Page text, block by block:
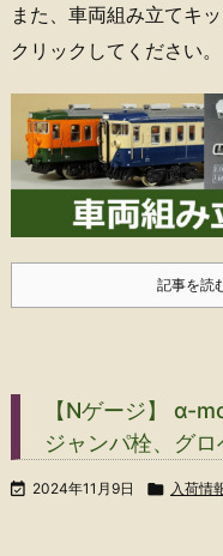
また、車両組み立てキ
クリックしてください。
記事を読
【Nゲージ】 α-
ジャンパ栓、グ
 2024年11月9日  入荷情